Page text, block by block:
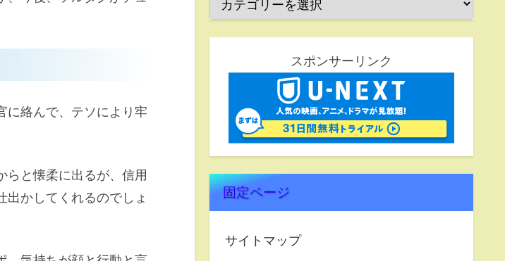
に絡んで、テソにより牢
らと懐柔に出るが、信用
出かしてくれるのでしょ
スポンサーリンク
固定ページ
サイトマップ